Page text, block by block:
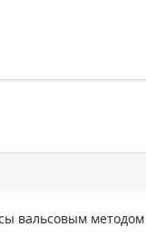
вальсовым